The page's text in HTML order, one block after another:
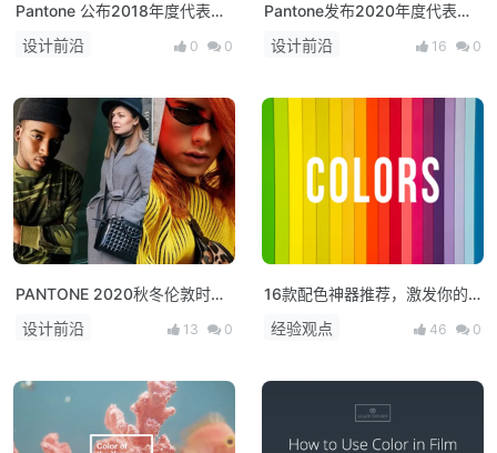
Pantone 公布2018年度代表
色：紫外光Ultra Violet
设计前沿 0 0
Pantone发布2020年度代表色
Classic Blue「经典蓝」
设计前沿 16 0
PANTONE 2020秋冬伦敦时装
周流行色报告
设计前沿 13 0
16款配色神器推荐，激发你的
配色灵感！
经验观点 46 0